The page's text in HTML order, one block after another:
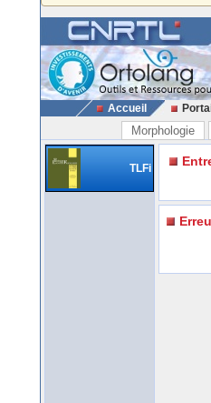
Accueil
Morphologie
TLFi